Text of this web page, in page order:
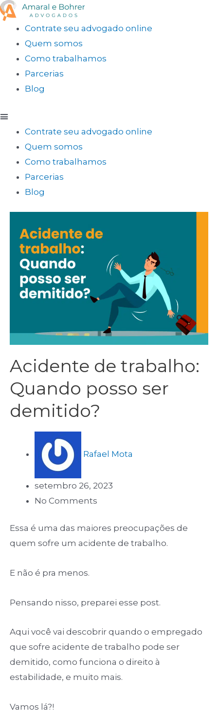
Contrate seu advogado online
Quem somos
Como trabalhamos
Parcerias
Blog
Contrate seu advogado online
Quem somos
Como trabalhamos
Parcerias
Blog
Acidente de trabalho:
Quando posso ser
demitido?
Rafael Mota
setembro 26, 2023
No Comments
Essa é uma das maiores preocupações de
quem sofre um acidente de trabalho.
E não é pra menos.
Pensando nisso, preparei esse post.
Aqui você vai descobrir quando o empregado
que sofre acidente de trabalho pode ser
demitido, como funciona o direito à
estabilidade, e muito mais.
Vamos lá?!